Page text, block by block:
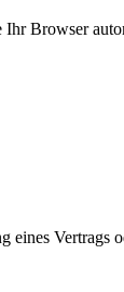
Browser
Vertrags